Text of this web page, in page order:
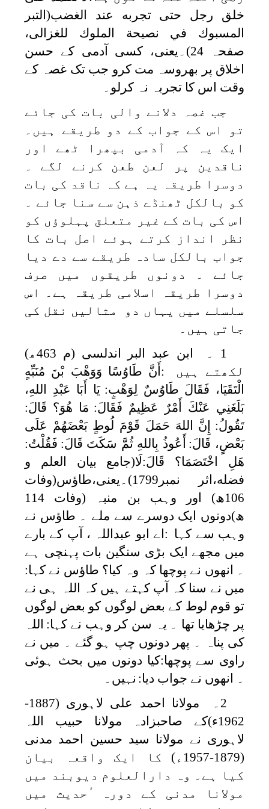
‌خلق ‌رجل حتى تجربه عند الغضب(التبر
المسبوك في نصيحة الملوك للغزالی،
صفحہ 24)۔یعنی، کسی آدمی کے حسن
اخلاق پر بھروسہ مت کرو جب تک غصہ کے
وقت اس کا تجربہ نہ کرلو۔
جب غصہ دلانے والی بات کی جائے
تو اس کے جواب کے دو طریقے ہیں۔
ایک یہ کہ آدمی بپھرا ٹھے اور
ناقدین پر لعن طعن کرنے لگے ۔
دوسرا طریقہ یہ ہے کہ ناقد کی بات
کو بالکل ٹھنڈے ذہن سے سنا جائے ۔
اس کی بات کے غیر متعلق پہلوؤں کو
نظر انداز کرتے ہوئے اصل بات کا
جواب بالکل سادہ طریقے سے دے دیا
جائے ۔ دونوں طریقوں میں صرف
دوسرا طریقہ اسلامی طریقہ ہے۔ اس
سلسلے میں یہاں دو مثالیں نقل کی
جاتی ہیں۔
1
۔ ابن عبد البر اندلسی (م 463ھ)
لکھتے ہیں
: أَنَّ طَاوُسًا وَوَهْبَ بْنَ مُنَبِّهٍ
الْتَقَيَا، فَقَالَ طَاوُسٌ لِوَهْبٍ: يَا أَبَا عَبْدِ اللهِ،
بَلَغَنِي عَنْكَ أَمْرٌ عَظِيمٌ فَقَالَ: مَا هُوَ؟ قَالَ:
تَقُولُ:
‌إِنَّ ‌اللهَ ‌حَمَلَ ‌قَوْمَ ‌لُوطٍ بَعْضَهُمْ عَلَى
بَعْضٍ، قَالَ: أَعُوذُ بِاللهِ ثُمَّ سَكَتَ قَالَ: فَقُلْتُ:
هَلِ اخْتَصَمَا؟ قَالَ:لَا(جامع بیان العلم و
فضله،اثر نمبر1799)۔یعنی،طاؤس(وفات
106ھ) اور وہب بن منبہ (وفات 114
ھ)دونوں ایک دوسرے سے ملے ۔ طاؤس نے
وہب سے کہا : اے ابو عبداللہ ، آپ کے بارے
میں مجھے ایک بڑی سنگین بات پہنچی ہے
۔ انھوں نے پوچھا کہ وہ کیا؟ طاؤس نے کہا:
میں نے سنا کہ آپ کہتے ہیں کہ اللہ ہی نے
تو قوم لوط کے بعض لوگوں کو بعض لوگوں
پر چڑھایا تھا ۔ یہ سن کر وہب نے کہا: اللہ
کی پناہ ۔ پھر دونوں چپ ہو گئے ۔ میں نے
راوی سے پوچھا:کیا دونوں میں بحث ہوئی
۔ انھوں نے جواب دیا: نہیں۔
2
۔ مولانا احمد علی لاہوری (1887-
1962ء)کے صاحبزادہ مولانا حبیب اللہ
لاہوری نے مولانا سید حسین احمد مدنی
(1879-1957ء) کا ایک واقعہ بیان
کیا ہے۔ وہ دارالعلوم دیوبند میں
مولانا مدنی کے دورہ ٔحدیث میں